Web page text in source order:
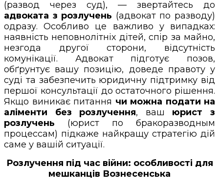
(развод через суд), — звертайтесь до
адвоката з розлучень (адвокат по разводу)
одразу. Особливо це важливо у випадках:
наявність неповнолітніх дітей, спір за майно,
незгода другої сторони, відсутність
комунікації. Адвокат підготує позов,
обґрунтує вашу позицію, доведе правоту у
суді та забезпечить юридичну підтримку від
першої консультації до остаточного рішення.
Якщо виникає питання чи можна подати на
аліменти без розлучення, ваш юрист з
розлучень (юрист по бракоразводным
процессам) підкаже найкращу стратегію дій
саме у вашій ситуації.
Розлучення під час війни: особливості для
мешканців Вознесенська